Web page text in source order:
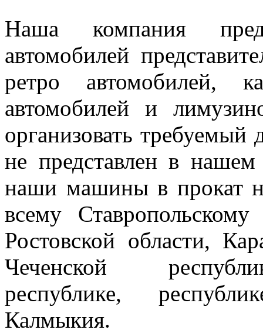
Наша компания
автомобилей
ретро автомобилей,
автомобилей и
организовать требуемый
не представлен в
наши машины в прокат
всему
Ростовской области,
Чеченской
республике,
Калмыкия.